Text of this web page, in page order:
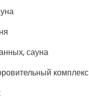
сауна
комплекс